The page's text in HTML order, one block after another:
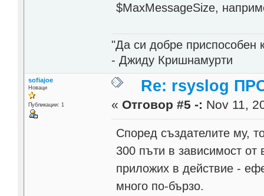
$MaxMessageSize,
"Да си добре приспособен
- Джиду Кришнамурти
sofiajoe
Новаци
Публикации: 1
Re: rsyslog
« Отговор #5 -: Nov 11,
Според създателите му,
300 пъти в зависимост от
приложих в действие -
много по-бързо.